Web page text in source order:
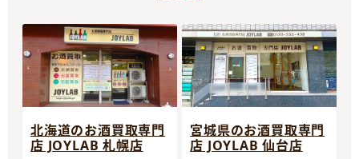
北海道のお酒買取専門
店 JOYLAB 札幌店
宮城県のお酒買取専門
店 JOYLAB 仙台店